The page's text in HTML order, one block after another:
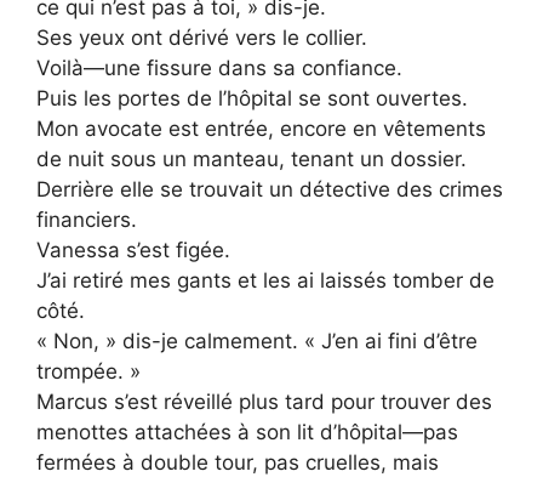
ce qui n’est pas à toi, » dis-je.
Ses yeux ont dérivé vers le collier.
Voilà—une fissure dans sa confiance.
Puis les portes de l’hôpital se sont ouvertes.
Mon avocate est entrée, encore en vêtements
de nuit sous un manteau, tenant un dossier.
Derrière elle se trouvait un détective des crimes
financiers.
Vanessa s’est figée.
J’ai retiré mes gants et les ai laissés tomber de
côté.
« Non, » dis-je calmement. « J’en ai fini d’être
trompée. »
Marcus s’est réveillé plus tard pour trouver des
menottes attachées à son lit d’hôpital—pas
fermées à double tour, pas cruelles, mais